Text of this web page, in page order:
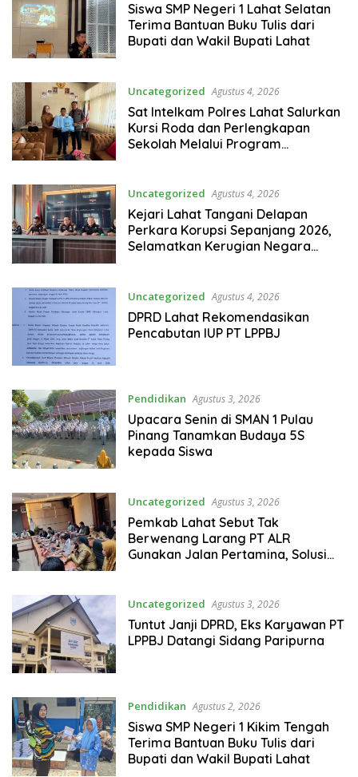
Siswa SMP Negeri 1 Lahat Selatan
Terima Bantuan Buku Tulis dari
Bupati dan Wakil Bupati Lahat
Uncategorized Agustus 4, 2026
Sat Intelkam Polres Lahat Salurkan
Kursi Roda dan Perlengkapan
Sekolah Melalui Program
Uncategorized Agustus 4, 2026
Kejari Lahat Tangani Delapan
Perkara Korupsi Sepanjang 2026,
Selamatkan Kerugian Negara
Uncategorized Agustus 4, 2026
DPRD Lahat Rekomendasikan
Pencabutan IUP PT LPPBJ
Pendidikan Agustus 3, 2026
Upacara Senin di SMAN 1 Pulau
Pinang Tanamkan Budaya 5S
kepada Siswa
Uncategorized Agustus 3, 2026
Pemkab Lahat Sebut Tak
Berwenang Larang PT ALR
Gunakan Jalan Pertamina, Solusi
Uncategorized Agustus 3, 2026
Tuntut Janji DPRD, Eks Karyawan PT
LPPBJ Datangi Sidang Paripurna
Pendidikan Agustus 2, 2026
Siswa SMP Negeri 1 Kikim Tengah
Terima Bantuan Buku Tulis dari
Bupati dan Wakil Bupati Lahat